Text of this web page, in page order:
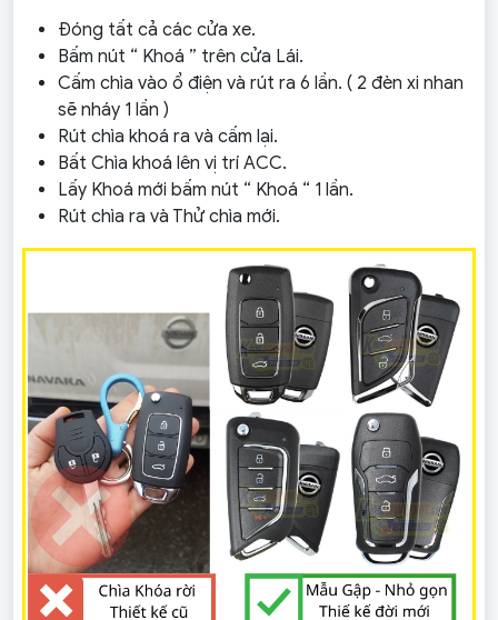
Đóng tất cả các cửa xe.
Bấm nút “ Khoá ” trên cửa Lái.
Cấm chìa vào ổ điện và rút ra 6 lần. ( 2 đèn xi nhan
sẽ nháy 1 lần )
Rút chìa khoá ra và cấm lại.
Bất Chìa khoá lên vị trí ACC.
Lấy Khoá mới bấm nút “ Khoá “ 1 lần.
Rút chìa ra và Thử chìa mới.